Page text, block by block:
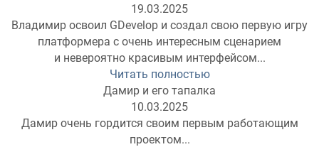
19.03.2025
Владимир освоил GDevelop и создал свою первую игру
платформера с очень интересным сценарием
и невероятно красивым интерфейсом...
Читать полностью
Дамир и его тапалка
10.03.2025
Дамир очень гордится своим первым работающим
проектом...